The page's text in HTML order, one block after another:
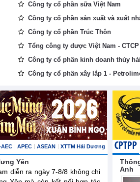
Công ty cổ phần sữa Việt Nam
Công ty cổ phần sản xuất và xuất
Công ty cổ phần Trúc Thôn
Tổng công ty dược Việt Nam - CTCP
Công ty cổ phần kinh doanh thủy
Công ty cổ phần xây lắp 1 -
APEC ASEAN XTTM Hải Dương
Yên
diễn ra ngày 7-8/8 không chỉ
CPTPP
Anh